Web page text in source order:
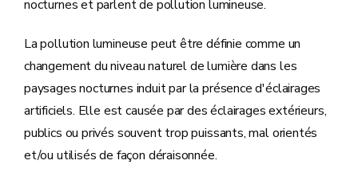
nocturnes et parlent de pollution lumineuse.
La pollution lumineuse peut être définie comme un
changement du niveau naturel de lumière dans les
paysages nocturnes induit par la présence d'éclairages
artificiels. Elle est causée par des éclairages extérieurs,
publics ou privés souvent trop puissants, mal orientés
et/ou utilisés de façon déraisonnée.